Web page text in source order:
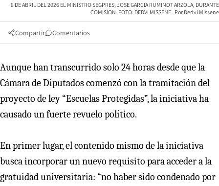
8 DE ABRIL DEL 2026 EL MINISTRO SEGPRES, JOSE GARCIA RUMINOT ARZOLA, DURANTE
COMISION. FOTO: DEDVI MISSENE
Dedvi Missene
Compartir Comentarios
Aunque han transcurrido solo 24 horas desde que la
Cámara de Diputados comenzó con la tramitación del
proyecto de ley “Escuelas Protegidas”, la iniciativa ha
causado un fuerte revuelo político.
En primer lugar, el contenido mismo de la iniciativa
busca incorporar un nuevo requisito para acceder a la
gratuidad universitaria: “no haber sido condenado por